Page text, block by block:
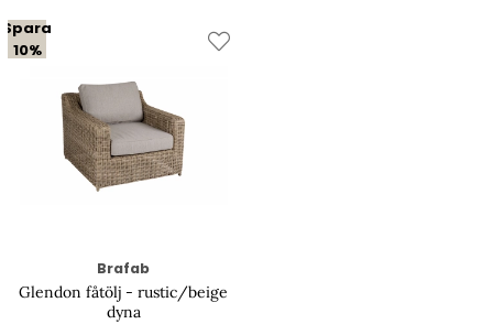
Spara
10%
Brafab
Glendon fåtölj - rustic/beige
dyna